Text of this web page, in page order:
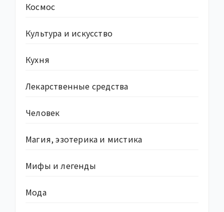
Космос
Культура и искусство
Кухня
Лекарственные средства
Человек
Магия, эзотерика и мистика
Мифы и легенды
Мода